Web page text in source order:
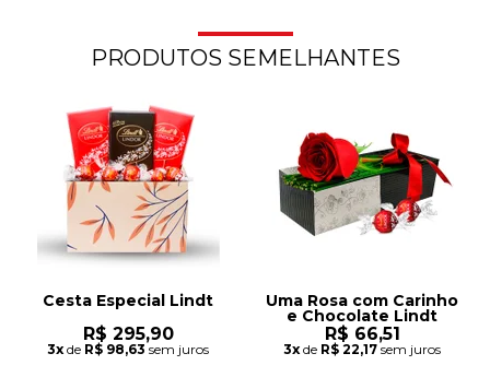
PRODUTOS SEMELHANTES
Cesta Especial Lindt
R$ 295,90
3x de R$ 98,63sem juros
Uma Rosa com Carinho
e Chocolate Lindt
R$ 66,51
3x de R$ 22,17sem juros